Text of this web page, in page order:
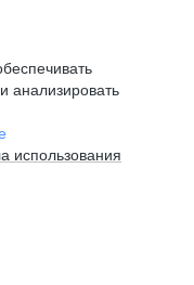
анализировать
использования